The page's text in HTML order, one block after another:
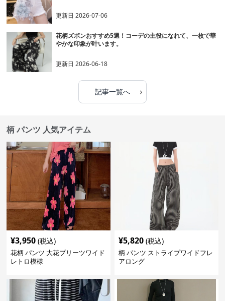
更新日2026-07-06
花柄ズボンおすすめ5選！コーデの主役になれて、一枚で華
やかな印象が叶います。
更新日2026-06-18
記事一覧へ ›
柄 パンツ 人気アイテム
¥3,950 (税込)
花柄 パンツ 大花プリーツワイド
レトロ模様
¥5,820 (税込)
柄 パンツ ストライプワイドフレ
アロング